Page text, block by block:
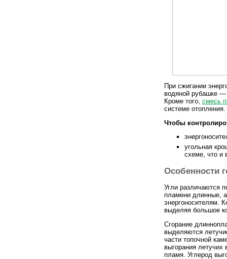
При сжигании
водяной рубашке —
Кроме того, смесь
системе отопления.
Чтобы
угольная
схеме, что и
Особенности
Угли различаются
пламени длинные,
энергоносителям.
выделяя большое
Сгорание
выделяются
части топочной
выгорания летучих
пламя. Углерод